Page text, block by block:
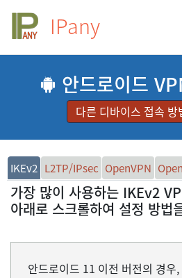
IPany
안드로이드
다른 디바이스 접속 방
IKEv2 L2TP/IPsec OpenVPN
가장 많이 사용하는 IKEv2
아래로 스크롤하여 설정 방법
안드로이드 11 이전 버전의 경우